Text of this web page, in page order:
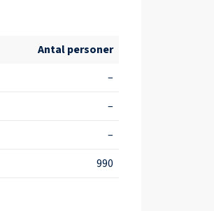
Antal personer
–
–
–
990